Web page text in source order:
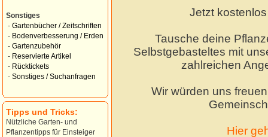
Sonstiges
- Gartenbücher / Zeitschriften
- Bodenverbesserung / Erden
- Gartenzubehör
- Reservierte Artikel
- Rücktickets
- Sonstiges / Suchanfragen
Tipps und Tricks:
Nützliche Garten- und
Pflanzentipps für Einsteiger
Jetzt
Tausche deine
Selbstgebasteltes mit
zahlreichen
Wir würden uns
Hier